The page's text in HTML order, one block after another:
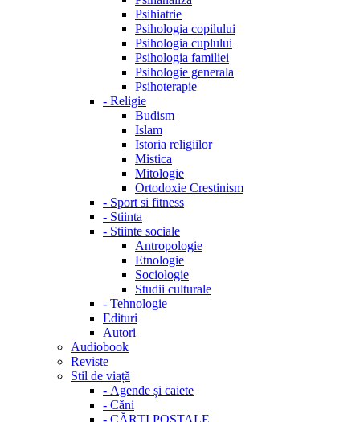
Psihiatrie
Psihologia copilului
Psihologia cuplului
Psihologia familiei
Psihologie generala
Psihoterapie
- Religie
Budism
Islam
Istoria religiilor
Mistica
Mitologie
Ortodoxie Crestinism
- Sport si fitness
- Stiinta
- Stiinte sociale
Antropologie
Etnologie
Sociologie
Studii culturale
- Tehnologie
Edituri
Autori
Audiobook
Reviste
Stil de viață
- Agende și caiete
- Căni
- CĂRȚI POȘTALE